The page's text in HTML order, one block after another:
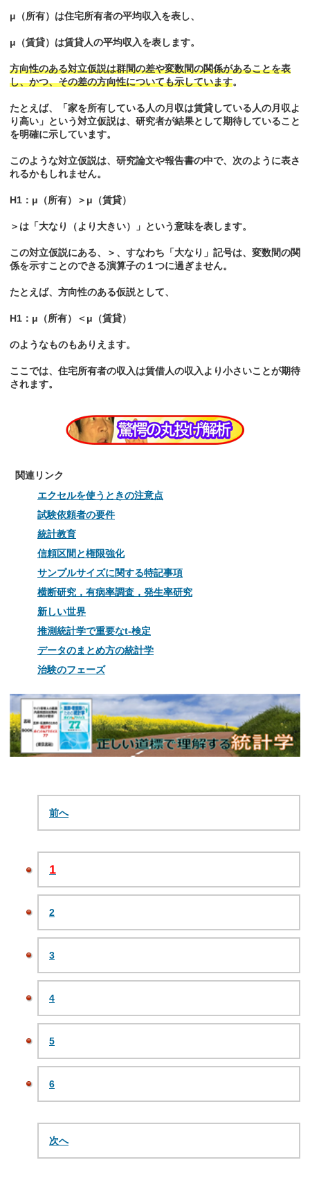
μ（所有）は住宅所有者の平均収入を表し、
μ（賃貸）は賃貸人の平均収入を表します。
方向性のある対立仮説は群間の差や変数間の関係があることを表
し、かつ、その差の方向性についても示しています。
たとえば、「家を所有している人の月収は賃貸している人の月収よ
り高い」という対立仮説は、研究者が結果として期待していること
を明確に示しています。
このような対立仮説は、研究論文や報告書の中で、次のように表さ
れるかもしれません。
H1：μ（所有）＞μ（賃貸）
＞は「大なり（より大きい）」という意味を表します。
この対立仮説にある、＞、すなわち「大なり」記号は、変数間の関
係を示すことのできる演算子の１つに過ぎません。
たとえば、方向性のある仮説として、
H1：μ（所有）＜μ（賃貸）
のようなものもありえます。
ここでは、住宅所有者の収入は賃借人の収入より小さいことが期待
されます。
関連リンク
エクセルを使うときの注意点
試験依頼者の要件
統計教育
信頼区間と権限強化
サンプルサイズに関する特記事項
横断研究，有病率調査，発生率研究
新しい世界
推測統計学で重要なt-検定
データのまとめ方の統計学
治験のフェーズ
前へ
1
2
3
4
5
6
次へ